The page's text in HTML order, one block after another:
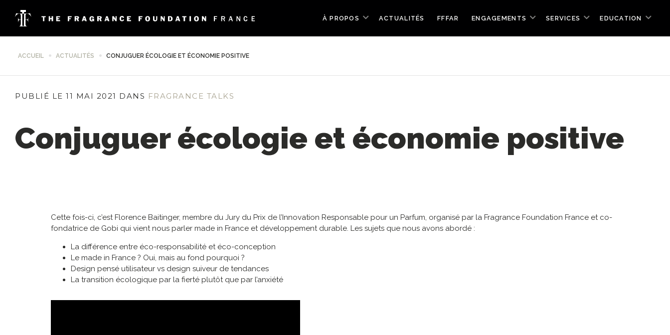
À PROPOS ACTUALITÉS FFFAR ENGAGEMENTS SERVICES EDUCATION
ACCUEIL ACTUALITÉS CONJUGUER ÉCOLOGIE ET ÉCONOMIE POSITIVE
PUBLIÉ LE 11 MAI 2021 DANS FRAGRANCE TALKS
Conjuguer écologie et économie positive
Cette fois-ci, c’est Florence Baitinger, membre du Jury du Prix de l’Innovation Responsable pour un Parfum, organisé par la Fragrance Foundation France et co-
fondatrice de Gobi qui vient nous parler made in France et développement durable. Les sujets que nous avons abordé :
La différence entre éco-responsabilité et éco-conception
Le made in France ? Oui, mais au fond pourquoi ?
Design pensé utilisateur vs design suiveur de tendances
La transition écologique par la fierté plutôt que par l’anxiété